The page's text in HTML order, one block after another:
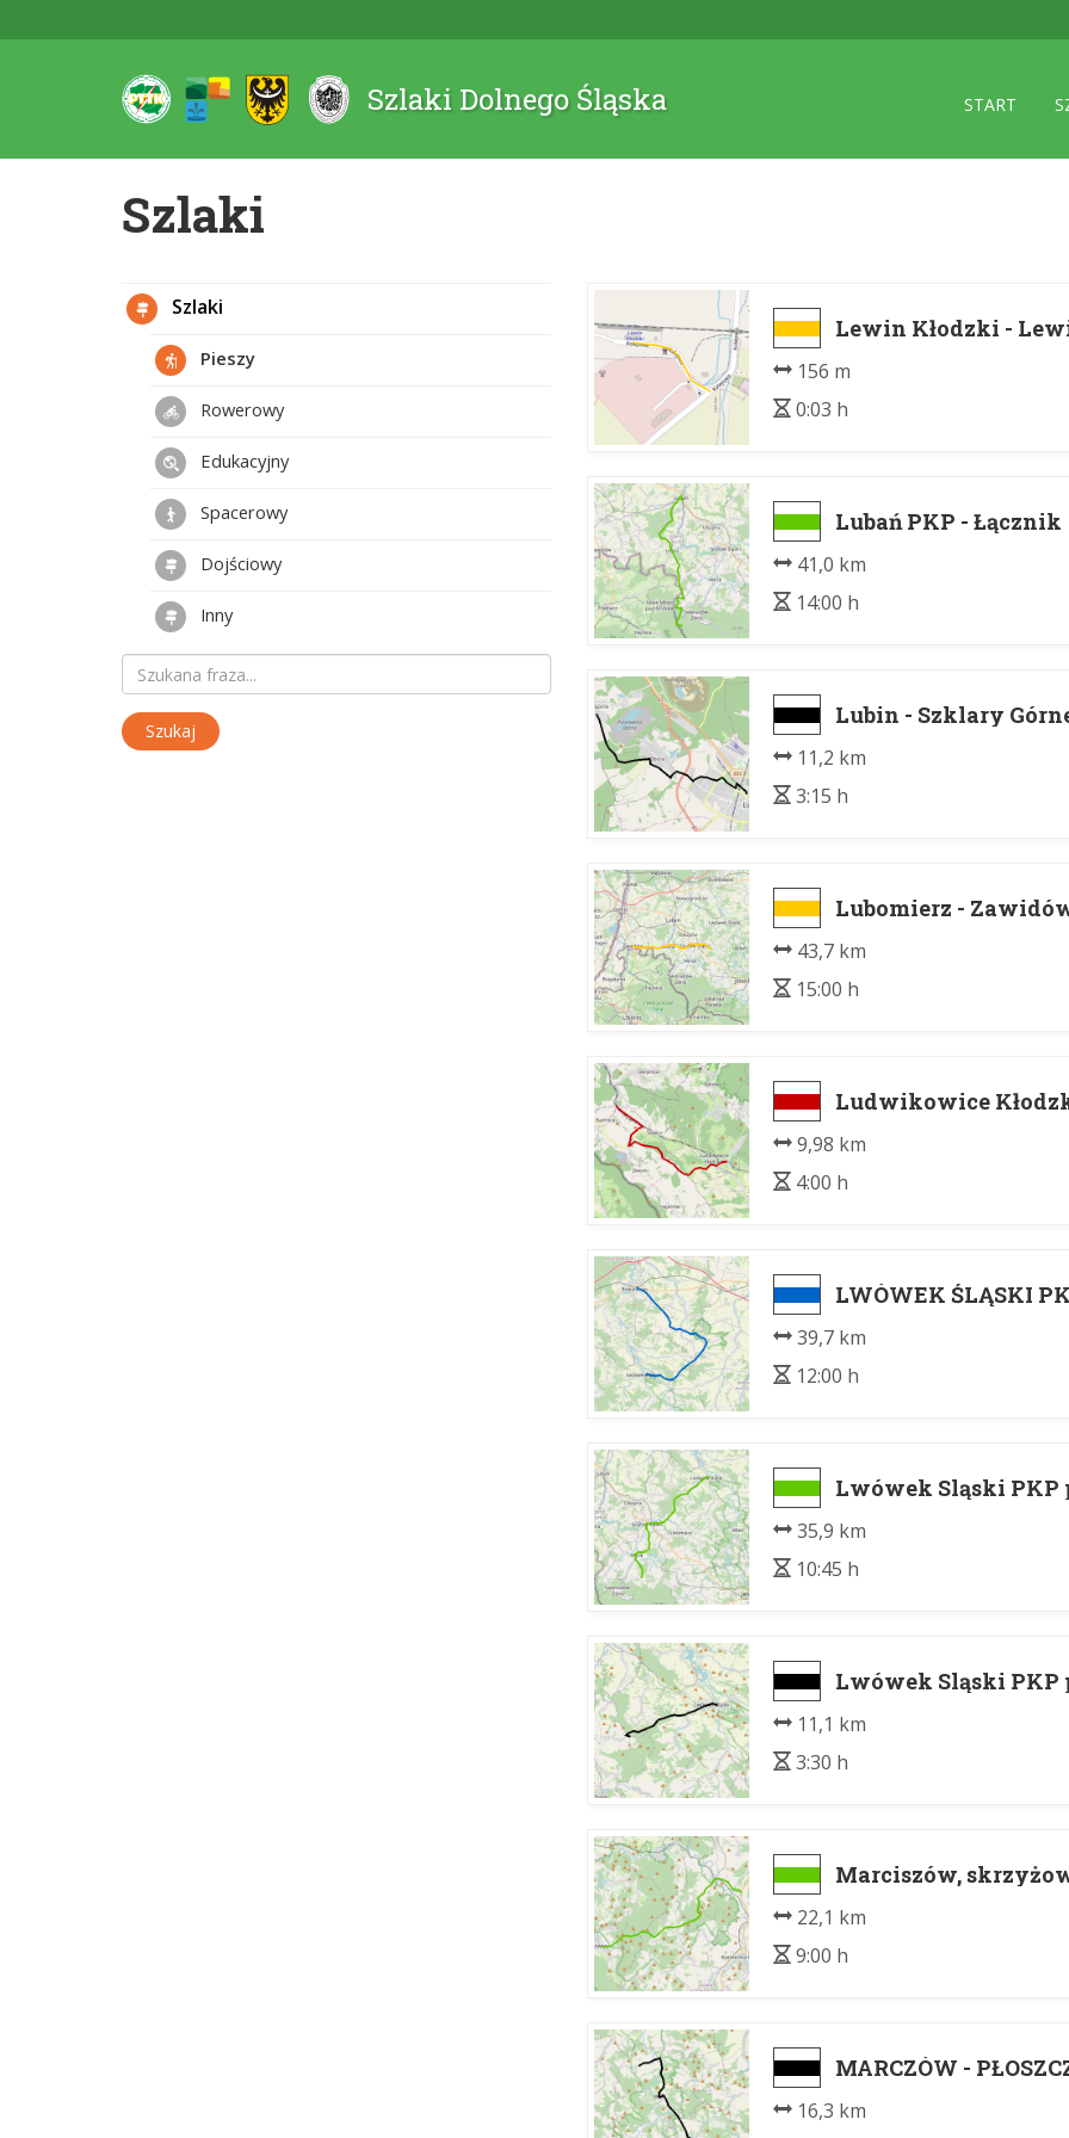
Szlaki Dolnego Śląska START
Szlaki
Lewin Kłodzki -
156 m
0:03 h
Lubań PKP - Łącznik
41,0 km
14:00 h
Lubin - Szklary
11,2 km
3:15 h
Lubomierz -
43,7 km
15:00 h
Ludwikowice
9,98 km
4:00 h
LWÓWEK ŚLĄSKI
39,7 km
12:00 h
Lwówek Sląski PKP
35,9 km
10:45 h
Lwówek Sląski PKP
11,1 km
3:30 h
Marciszów,
22,1 km
9:00 h
MARCZÓW -
16,3 km
Szlaki
Pieszy
Rowerowy
Edukacyjny
Spacerowy
Dojściowy
Inny